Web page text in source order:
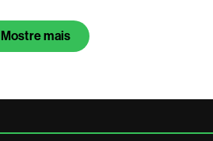
Mostre mais